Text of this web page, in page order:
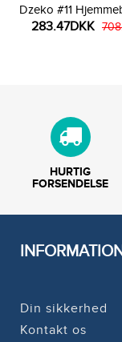
Dzeko #11
Dame VM 2026
283.47DKK
HURTIG
FORSENDELSE
Din sikkerhed
Kontakt os